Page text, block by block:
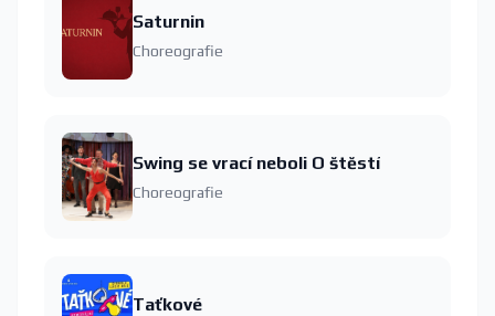
Saturnin
Choreografie
Swing se vrací neboli O štěstí
Choreografie
Taťkové